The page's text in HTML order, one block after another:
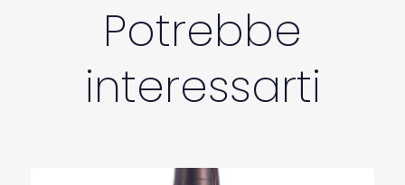
Potrebbe
interessarti